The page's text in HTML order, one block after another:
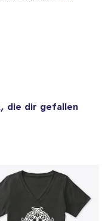
, die dir gefallen